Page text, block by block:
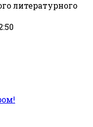
литературного